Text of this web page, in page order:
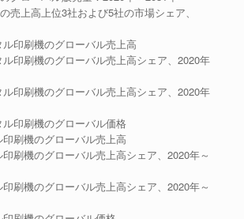
売上高上位3社および5社の市場シェア、
ル印刷機のグローバル売上高
ル印刷機のグローバル売上高シェア、2020年
ル印刷機のグローバル売上高シェア、2020年
ル印刷機のグローバル価格
印刷機のグローバル売上高
印刷機のグローバル売上高シェア、2020年～
印刷機のグローバル売上高シェア、2020年～